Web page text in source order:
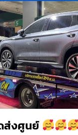
ส่งศูนย์